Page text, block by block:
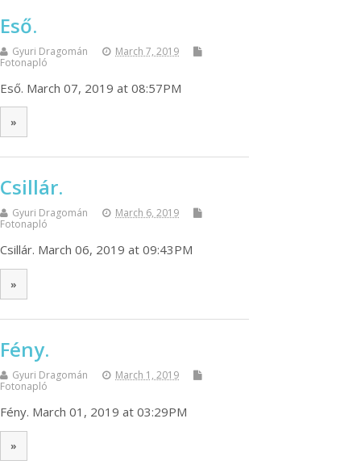
Eső.
Gyuri Dragomán
March 7, 2019
Fotonapló
Eső. March 07, 2019 at 08:57PM
»
Csillár.
Gyuri Dragomán
March 6, 2019
Fotonapló
Csillár. March 06, 2019 at 09:43PM
»
Fény.
Gyuri Dragomán
March 1, 2019
Fotonapló
Fény. March 01, 2019 at 03:29PM
»